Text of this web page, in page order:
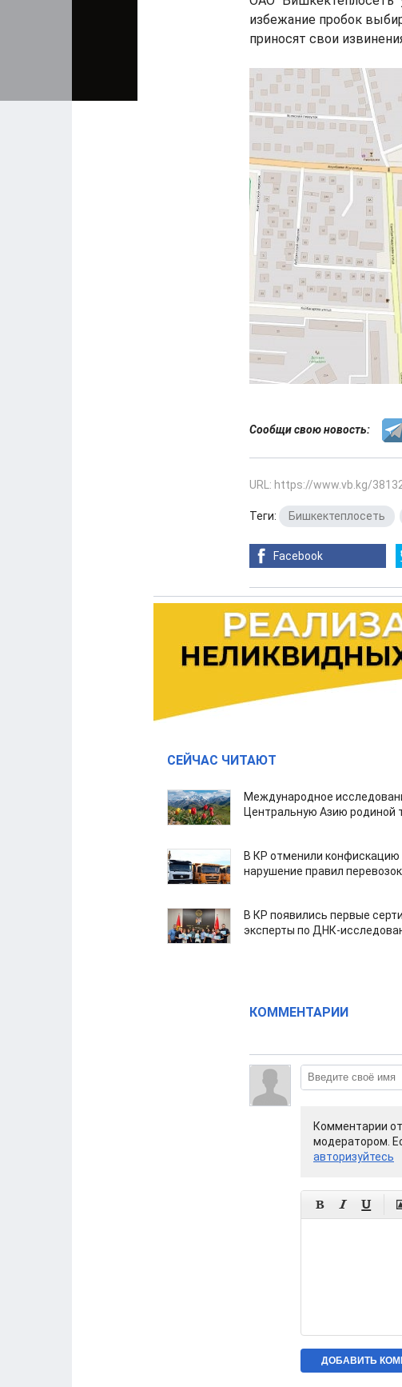
избежание пробок
приносят свои
Сообщи свою новость:
URL: https://www.vb.kg/
Теги: Бишкектеплосеть
Facebook
СЕЙЧАС ЧИТАЮТ
Международное
Центральную Азию родиной
В КР отменили конфискацию
нарушение правил перевозок
В КР появились первые
эксперты по ДНК-
КОММЕНТАРИИ
Комментарии
модератором.
авторизуйтесь
  